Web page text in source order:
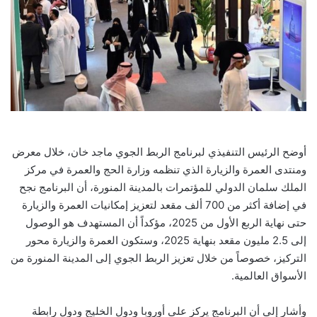
أوضح الرئيس التنفيذي لبرنامج الربط الجوي ماجد خان، خلال معرض
ومنتدى العمرة والزيارة الذي تنظمه وزارة الحج والعمرة في مركز
الملك سلمان الدولي للمؤتمرات بالمدينة المنورة، أن البرنامج نجح
في إضافة أكثر من 700 ألف مقعد لتعزيز إمكانيات العمرة والزيارة
حتى نهاية الربع الأول من 2025، مؤكداً أن المستهدف هو الوصول
إلى 2.5 مليون مقعد بنهاية 2025، وستكون العمرة والزيارة محور
التركيز، خصوصاً من خلال تعزيز الربط الجوي إلى المدينة المنورة من
الأسواق العالمية.
وأشار إلى أن البرنامج يركز على أوروبا ودول الخليج ودول رابطة